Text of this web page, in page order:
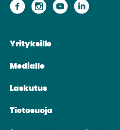
SiirrySiirrySiirrySiirry
Yrityksille
Medialle
Laskutus
Tietosuoja